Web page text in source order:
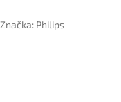
Značka: Philips